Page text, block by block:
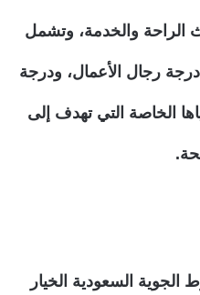
الراحة والخدمة، وتشمل
رجال الأعمال، ودرجة
الخاصة التي تهدف إلى
السعودية الخيار